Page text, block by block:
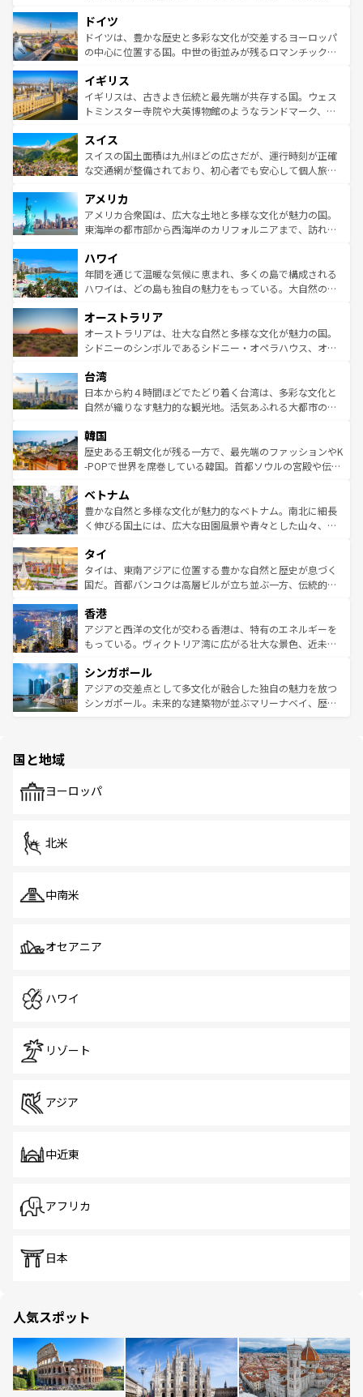
せる。地方によって風土や気候が異なるスペインはその個
性で訪れる人を魅了する。 なお、新着のスペイン情報は コ
ンテンツ一覧を参照してほしい。
で、幅広い魅力が詰まっている。華麗な宮殿、歴史的な大
聖堂、美しいビーチ、そして豊かな自然が、訪れる者を心
から魅了する。また、フランスは美食の国としても知ら
いる。シャンパンの発祥地であるランス、プロヴァンスの
香り高いラベンダー畑など、多彩な楽しみ方が可能だ。さ
らに、パリ以外の地域にも魅力が溢れており、どの街角に
れる地方に足を運ぶとそれぞれで全く異なる文化を体験で
きるだろう。 なお、新着のフランス情報はコンテンツ一覧
を参照してほしい。
ドイツ
ドイツは、豊かな歴史と多彩な文化が交差するヨーロッパ
の中心に位置する国。中世の街並みが残るロマンチック街
顔を持つこの国は、どこを歩いても飽きることがない。ベ
ルリンの文化的活気、バイエルン州のアルプスの絶景、そ
してライン川沿いのワイン畑といった風景は必見。ビール
は、お酒好きな人にはぜひ体験してほしい。 なお、新着の
ドイツ情報はコンテンツ一覧を参照してほしい。
イギリス
イギリスは、古きよき伝統と最先端が共存する国。ウェス
トミンスター寺院や大英博物館のようなランドマーク、歴
リアごとに異なる魅力がある。また、優雅なアフタヌーン
ティー、ビール好きにはたまらない英国パブ、サッカー観
戦など、本場だからこそできる体験も豊富。イギリスを旅
ンツ一覧を参照してほしい。
スイス
スイスの国土面積は九州ほどの広さだが、運行時刻が正確
な交通網が整備されており、初心者でも安心して個人旅行
の建物がそのまま残る町や、スイスならではのユニークな
博物館もあり、アルプス観光だけでなく町歩きも満喫する
ことができる。国民の所得が高いため物価も高いが、旅行
ば市内交通費無料で観光を楽しむこともできる。 なお、新
着のスイス情報はコンテンツ一覧 を参照してほしい。
アメリカ
アメリカ合衆国は、広大な土地と多様な文化が魅力の国。
東海岸の都市部から西海岸のカリフォルニアまで、訪れる
のような巨大都市は、観光、ショッピング、エンターテイ
ンメントが詰まった刺激的なスポットだ。一方、アメリカ
西部には大自然が広がり、グランドキャニオンやイエロー
部のニューオーリンズでは、音楽と美食が融合した独特の
文化が魅力。旅行者はアメリカの各地域で異なる魅力を楽
しみながら、その多様性と豊かな歴史を感じることができ
ならではの贅沢な旅のスタイルだ。 なお、新着のアメリカ
情報はコンテンツ一覧を参照してほしい。
ハワイ
年間を通じて温暖な気候に恵まれ、多くの島で構成される
ハワイは、どの島も独自の魅力をもっている。大自然の神
ワイ島は見逃せない。また、定番の観光地といえばオアフ
島だが、静かな自然を求めるならマウイ島やカウアイ島が
おすすめ。エメラルドグリーンに輝く海をはじめ、豊かな
れるおもてなしの心で訪れる人々を迎えてくれるハワイの
人々、おいしいローカルフードやハワイアンミュージッ
ク、伝統的なフラダンスなど、すべてがハワイの魅力を彩
ワイを、存分に味わってほしい。 なお、新着のハワイ情報
はコンテンツ一覧を参照してほしい。
オーストラリア
オーストラリアは、壮大な自然と多様な文化が魅力の国。
シドニーのシンボルであるシドニー・オペラハウス、オー
リアリーフや大陸中央部にそびえるウルル（エアーズロッ
ク）、タスマニアの美しい原生林やケアンズの熱帯雨林な
ど、見どころがたくさん。また、カフェやワイン、オージ
いる。アクティビティも充実しており、サーフィンやダイ
ビング、ハイキングなど、アウトドア好きにはたまらな
い。オーストラリアの多彩な魅力を存分に味わいつくそ
参照してほしい。
台湾
日本から約４時間ほどでたどり着く台湾は、多彩な文化と
自然が織りなす魅力的な観光地。活気あふれる大都市の台
ン）、静ひつな山岳地帯である台湾東部など、都市の喧騒
と山間の静けさが共存しており、訪れる人に新しい発見と
驚きをもたらしてくれる。また、奥深い台湾の食文化も魅
容にもいいと評判のスイーツなど、バラエティ豊かな料理
が味わえる。 なお、新着の台湾情報は コンテンツ一覧を参
照してほしい。
韓国
歴史ある王朝文化が残る一方で、最先端のファッションやK
-POPで世界を席巻している韓国。首都ソウルの宮殿や伝統
き、地方に足を延ばせば四季折々の自然美を楽しむことが
できる。そして、キムチや焼肉、絶品のストリートフード
まで、さまざまな韓国料理が待っている。夜には、韓国な
リティに包まれながら、韓国の多彩な魅力を心ゆくまで味
わってみてほしい。 なお、新着の韓国情報はコンテンツ一
覧を参照してほしい。
ベトナム
豊かな自然と多様な文化が魅力的なベトナム。南北に細長
く伸びる国土には、広大な田園風景や青々とした山々、世
急速な発展と共に伝統が息づく。ハノイの古い町並みやホ
ーチミン市のフランス統治時代の建物も、独特の雰囲気を
醸し出している。また、バラエティの豊かさとおいしさで
とつ。フォーやバインミー、ベトナムコーヒーなどは、ぜ
ひ現地で味わいたい。どの地域を訪れてもあたたかい人々
が旅行者を迎えてくれるので、きっと忘れられない旅にな
参照してほしい。
タイ
タイは、東南アジアに位置する豊かな自然と歴史が息づく
国だ。首都バンコクは高層ビルが立ち並ぶ一方、伝統的な
の活気が交差している。北部ではチェンマイなどの山岳地
帯で自然と触れ合い、南部ではプーケットやクラビの美し
いビーチでリゾート気分を楽しむことができる。タイ料理
激する。気候は一年中温暖で、どの季節にも異なる楽しみ
が待っている。親しみやすいタイの人々、仏教を中心とし
た文化、そして多様な観光資源が、訪れる旅人を魅了し続
香港
アジアと西洋の文化が交わる香港は、特有のエネルギーを
もっている。ヴィクトリア湾に広がる壮大な景色、近未来
み、どこを訪れても感動するはず。観光スポットが密集し
ており、効率よく見どころを回れるのも魅力。息をのむよ
うな絶景から文化的な体験まで、香港を存分に楽しみ尽く
シンガポール
アジアの交差点として多文化が融合した独自の魅力を放つ
シンガポール。未来的な建築物が並ぶマリーナベイ、歴史
で、ホーカーズは地元の風情を楽しめる外せないスポット
国と地域
ヨーロッパ
北米
中南米
オセアニア
ハワイ
リゾート
アジア
中近東
アフリカ
日本
人気スポット